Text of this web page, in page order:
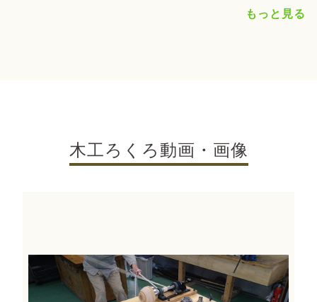
もっと見る
木工ろくろ動画・画像